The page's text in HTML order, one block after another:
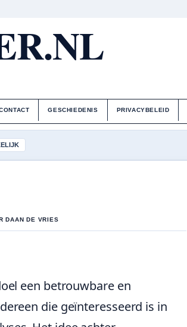
GESCHIEDENIS PRIVACYBELEID
DAAN DE VRIES
een betrouwbare en
die geïnteresseerd is in